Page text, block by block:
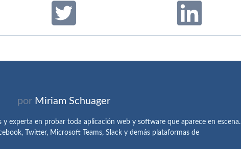
por Miriam Schuager
y experta en probar toda aplicación web y software que aparece en escena.
Twitter, Microsoft Teams, Slack y demás plataformas de